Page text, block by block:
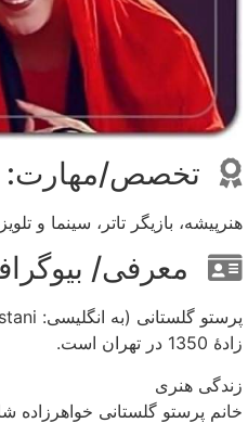
تخصص/مهارت:
هنرپیشه، بازیگر تاتر، سینما و
معرفی/
زادهٔ 1350 در تهران است.
زندگی هنری
خانم پرستو گلستانی